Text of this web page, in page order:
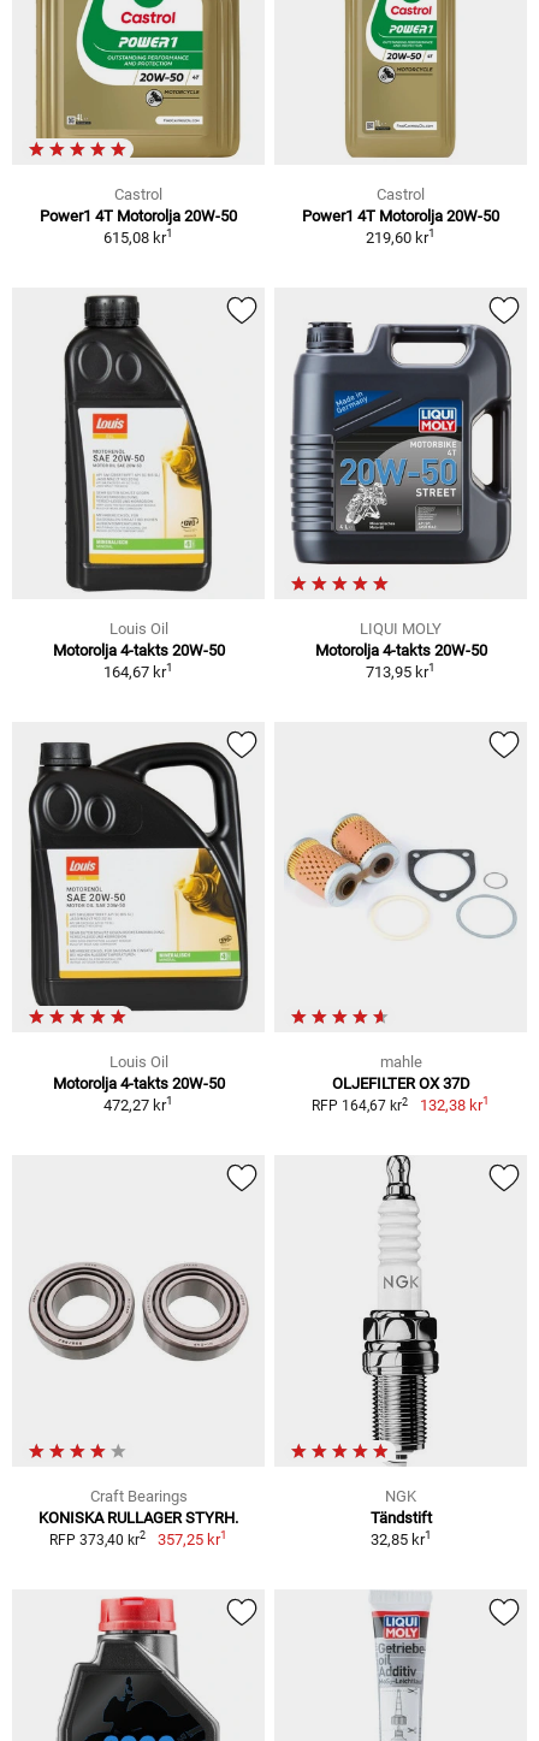
Castrol
Power1 4T Motorolja 20W-50
615,08 kr1
Castrol
Power1 4T Motorolja 20W-50
219,60 kr1
Louis Oil
Motorolja 4-takts 20W-50
164,67 kr1
LIQUI MOLY
Motorolja 4-takts 20W-50
713,95 kr1
Louis Oil
Motorolja 4-takts 20W-50
472,27 kr1
mahle
OLJEFILTER OX 37D
RFP 164,67 kr2 132,38 kr1
Craft Bearings
KONISKA RULLAGER STYRH.
RFP 373,40 kr2 357,25 kr1
NGK
Tändstift
32,85 kr1